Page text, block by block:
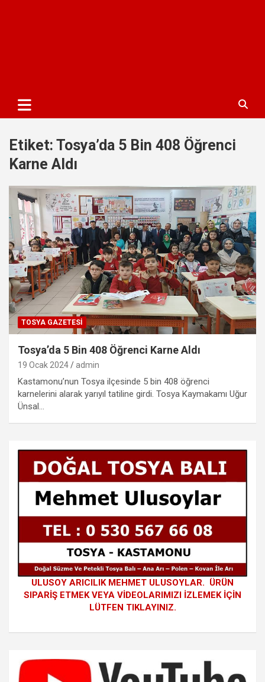
Etiket: Tosya’da 5 Bin 408 Öğrenci
Karne Aldı
TOSYA GAZETESI
Tosya’da 5 Bin 408 Öğrenci Karne Aldı
19 Ocak 2024 admin
Kastamonu’nun Tosya ilçesinde 5 bin 408 öğrenci
karnelerini alarak yarıyıl tatiline girdi. Tosya Kaymakamı Uğur
Ünsal…
ULUSOY ARICILIK MEHMET ULUSOYLAR. ÜRÜN
SIPARİŞ ETMEK VEYA VİDEOLARIMIZI İZLEMEK İÇİN
LÜTFEN TIKLAYINIZ.